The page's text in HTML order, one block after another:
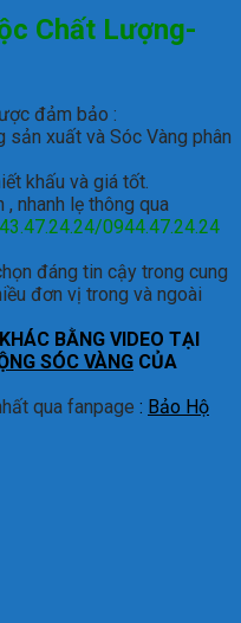
Chất Lượng-
đảm bảo :
sản xuất và Sóc Vàng phân
khấu và giá tốt.
nhanh lẹ thông qua
0944.47.24.24
đáng tin cậy trong cung
đơn vị trong và ngoài
BẰNG VIDEO TẠI
SÓC VÀNG CỦA
qua fanpage : Bảo Hộ